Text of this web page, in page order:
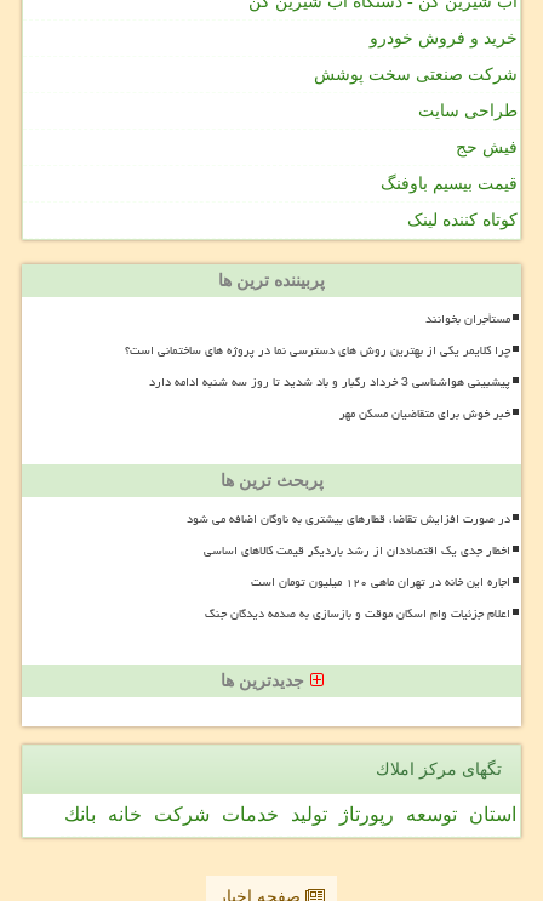
خرید و فروش خودرو
شرکت صنعتی سخت پوشش
طراحی سایت
فیش حج
قیمت بیسیم باوفنگ
کوتاه کننده لینک
پربیننده ترین ها
مستأجران بخوانند
چرا کلایمر یکی از بهترین روش های دسترسی نما در پروژه های ساختمانی است؟
پیشبینی هواشناسی 3 خرداد رگبار و باد شدید تا روز سه شنبه ادامه دارد
خبر خوش برای متقاضیان مسکن مهر
پربحث ترین ها
در صورت افزایش تقاضا، قطارهای بیشتری به ناوگان اضافه می شود
اخطار جدی یک اقتصاددان از رشد باردیگر قیمت کالاهای اساسی
اجاره این خانه در تهران ماهی ۱۲۰ میلیون تومان است
اعلام جزئیات وام اسکان موقت و بازسازی به صدمه دیدگان جنگ
جدیدترین ها
تگهای مركز املاك
استان توسعه رپورتاژ تولید خدمات شركت خانه بانك
صفحه اخبار